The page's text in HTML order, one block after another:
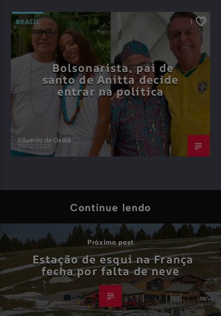
BRASIL 1
Bolsonarista, pai de
santo de Anitta decide
entrar na política
Eduardo de Oxalá
20/12/2025
Continue lendo
Próximo post
Estação de esqui na França
fecha por falta de neve